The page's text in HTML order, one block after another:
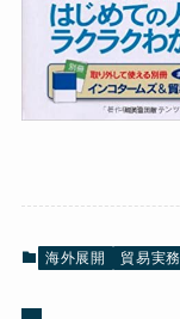
海外展開 貿易実務